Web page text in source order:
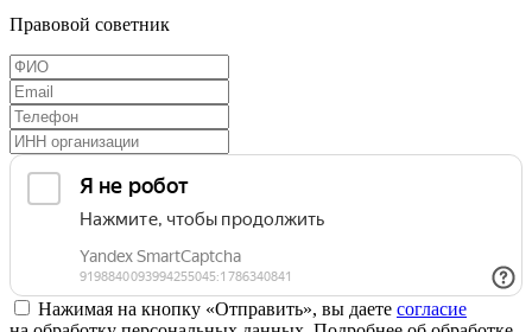
Правовой советник
Нажимая на кнопку «Отправить», вы даете согласие